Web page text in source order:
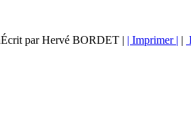
Écrit par Hervé BORDET | | Imprimer | |